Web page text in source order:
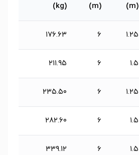
(m)
(m)
(kg)
۱.۲۵ 6 ۱۷۶.۶۳
۱.۵ 6 ۲۱۱.۹۵
۱.۲۵ 6 ۲۳۵.۵۰
۱.۵ 6 ۲۸۲.۶۰
۱.۵ 6 ۳۳۹.۱۲